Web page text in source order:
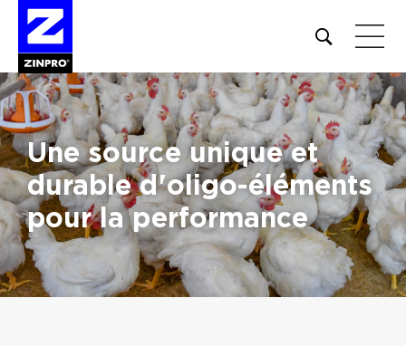
Open
site
search
form
Rechercher :
Une source unique et
durable d'oligo-éléments
pour la performance